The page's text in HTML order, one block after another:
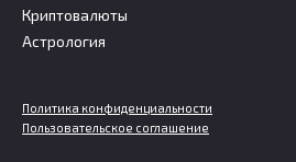
Криптовалюты
Астрология
Политика конфиденциальности
Пользовательское соглашение